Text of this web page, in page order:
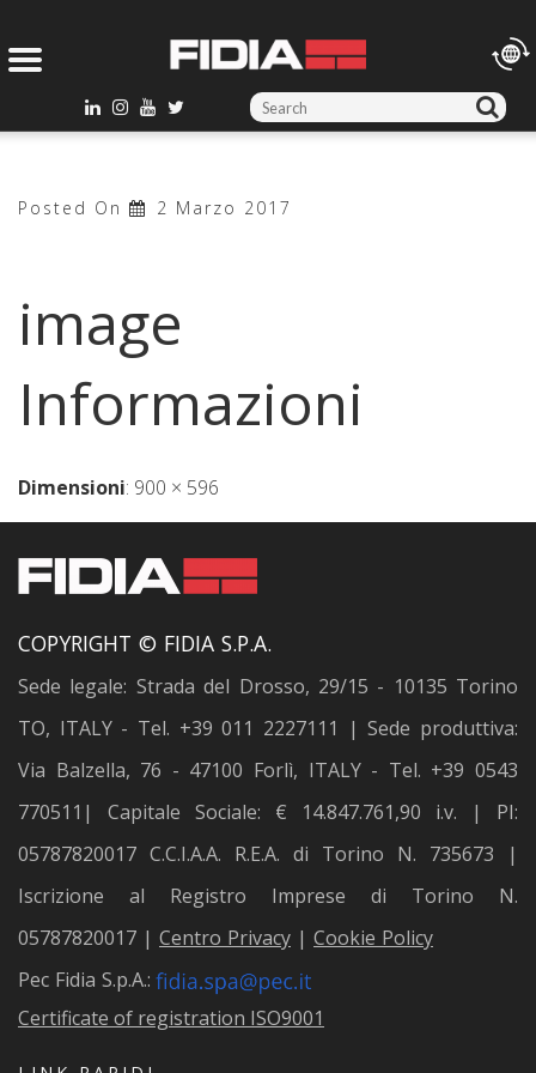
S
e
c
Posted On 2 Marzo 2017
image
Informazioni
Dimensioni: 900 × 596
COPYRIGHT © FIDIA S.P.A.
Sede legale: Strada del Drosso, 29/15 - 10135 Torino
TO, ITALY - Tel. +39 011 2227111 | Sede produttiva:
Via Balzella, 76 - 47100 Forlì, ITALY - Tel. +39 0543
770511| Capitale Sociale: € 14.847.761,90 i.v. | PI:
05787820017 C.C.I.A.A. R.E.A. di Torino N. 735673 |
Iscrizione al Registro Imprese di Torino N.
05787820017 | Centro Privacy | Cookie Policy
Pec Fidia S.p.A.:
Certificate of registration ISO9001